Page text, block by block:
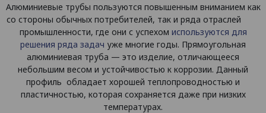
Алюминиевые трубы пользуются повышенным вниманием как
со стороны обычных потребителей, так и ряда отраслей
промышленности, где они с успехом используются для
решения ряда задач уже многие годы. Прямоугольная
алюминиевая труба — это изделие, отличающееся
небольшим весом и устойчивостью к коррозии. Данный
профиль обладает хорошей теплопроводностью и
пластичностью, которая сохраняется даже при низких
температурах.